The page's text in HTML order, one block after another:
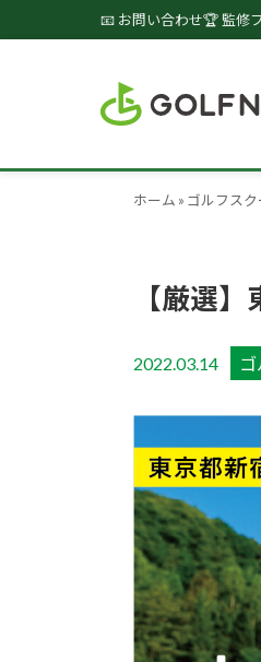
📧 お問い合わせ🏆 監修
ホーム » ゴルフスク
【厳選
2022.03.14